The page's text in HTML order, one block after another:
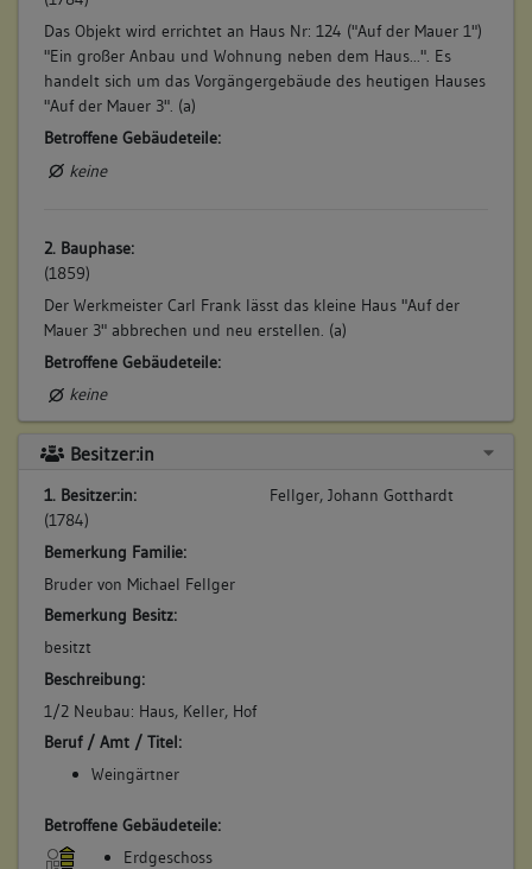
Das Objekt wird errichtet an Haus Nr: 124 ("Auf der Mauer 1")
"Ein großer Anbau und Wohnung neben dem Haus...". Es
handelt sich um das Vorgängergebäude des heutigen Hauses
"Auf der Mauer 3". (a)
Betroffene Gebäudeteile:
keine
2. Bauphase:
(1859)
Der Werkmeister Carl Frank lässt das kleine Haus "Auf der
Mauer 3" abbrechen und neu erstellen. (a)
Betroffene Gebäudeteile:
keine
Besitzer:in
1. Besitzer:in:
(1784)
Fellger, Johann Gotthardt
Bemerkung Familie:
Bruder von Michael Fellger
Bemerkung Besitz:
besitzt
Beschreibung:
1/2 Neubau: Haus, Keller, Hof
Beruf / Amt / Titel:
Weingärtner
Betroffene Gebäudeteile:
Erdgeschoss